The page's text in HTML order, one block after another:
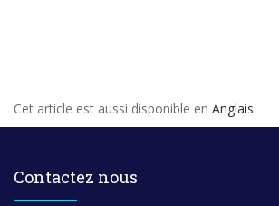
Cet article est aussi disponible en Anglais
Contactez nous